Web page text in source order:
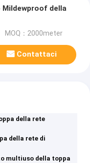
Mildewproof della
MOQ：2000meter
Contattaci
della rete
della rete di
multiuso della toppa